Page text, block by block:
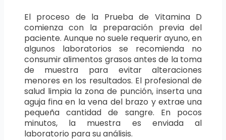
El proceso de la Prueba de Vitamina D
comienza con la preparación previa del
paciente. Aunque no suele requerir ayuno, en
algunos laboratorios se recomienda no
consumir alimentos grasos antes de la toma
de muestra para evitar alteraciones
menores en los resultados. El profesional de
salud limpia la zona de punción, inserta una
aguja fina en la vena del brazo y extrae una
pequeña cantidad de sangre. En pocos
minutos, la muestra es enviada al
laboratorio para su análisis.